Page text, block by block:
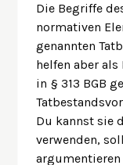
Die Begriffe
normativen
genannten
helfen aber
in § 313 BGB
Du kannst sie
verwenden,